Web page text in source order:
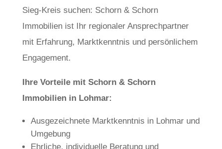
Sieg-Kreis suchen: Schorn & Schorn
Immobilien ist Ihr regionaler Ansprechpartner
mit Erfahrung, Marktkenntnis und persönlichem
Engagement.
Ihre Vorteile mit Schorn & Schorn
Immobilien in Lohmar:
Ausgezeichnete Marktkenntnis in Lohmar und
Umgebung
Ehrliche, individuelle Beratung und